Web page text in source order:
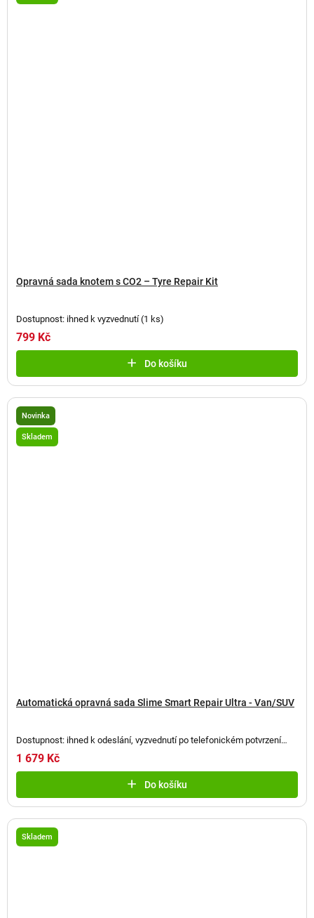
Opravná sada knotem s CO2 – Tyre Repair Kit
Dostupnost: ihned k vyzvednutí(1 ks)
799 Kč
Do košíku
Novinka
Skladem
Automatická opravná sada Slime Smart Repair Ultra - Van/SUV
Dostupnost: ihned k odeslání, vyzvednutí po telefonickém potvrzení
(2 ks)
1 679 Kč
Do košíku
Skladem